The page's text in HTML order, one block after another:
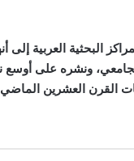
البحثية العربية
وارتفع العدد إلى 33 جامعة في الثمانينيات.